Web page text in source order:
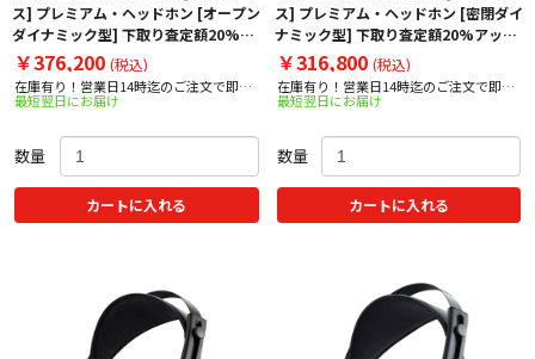
ス] プレミアム・ヘッドホン [オープン
ダイナミック型] 下取り査定額20%ア
ップ実施中！
￥376,200 (税込)
在庫有り！営業日14時迄のご注文で即日
出荷！
最短翌日にお届け
数量
カートに入れる
ス] プレミアム・ヘッドホン [密閉ダイ
ナミック型] 下取り査定額20%アップ
実施中！【2025年10月上旬予定】
￥316,800 (税込)
在庫有り！営業日14時迄のご注文で即日
出荷！
最短翌日にお届け
数量
カートに入れる